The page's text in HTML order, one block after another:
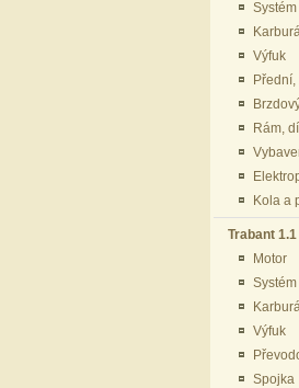
Výfuk
Rám,
Kola a
Trabant 1.1
Motor
Výfuk
Spojka